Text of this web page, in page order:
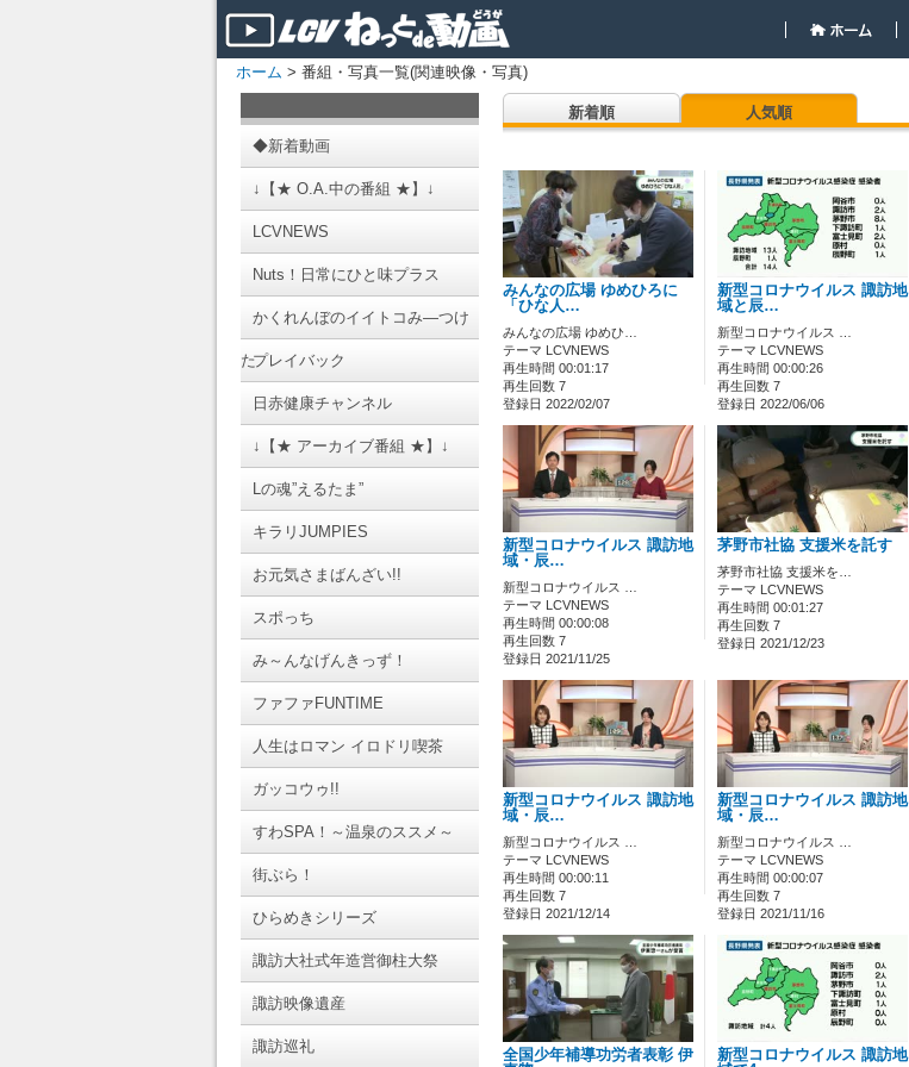
ホーム > 番組・写真一覧(関連映像・写真)
◆新着動画
↓【★ O.A.中の番組 ★】↓
LCVNEWS
Nuts！日常にひと味プラス
かくれんぼのイイトコみ―つけ
たプレイバック
日赤健康チャンネル
↓【★ アーカイブ番組 ★】↓
Lの魂”えるたま”
キラリJUMPIES
お元気さまばんざい!!
スポっち
み～んなげんきっず！
ファファFUNTIME
人生はロマン イロドリ喫茶
ガッコウゥ!!
すわSPA！～温泉のススメ～
街ぶら！
ひらめきシリーズ
諏訪大社式年造営御柱大祭
諏訪映像遺産
諏訪巡礼
新着順
人気順
みんなの広場 ゆめひろに
「ひな人…
みんなの広場 ゆめひ…
テーマ LCVNEWS
再生時間 00:01:17
再生回数 7
登録日 2022/02/07
新型コロナウイルス 諏訪地
域と辰…
新型コロナウイルス …
テーマ LCVNEWS
再生時間 00:00:26
再生回数 7
登録日 2022/06/06
新型コロナウイルス 諏訪地
域・辰…
新型コロナウイルス …
テーマ LCVNEWS
再生時間 00:00:08
再生回数 7
登録日 2021/11/25
茅野市社協 支援米を託す
茅野市社協 支援米を…
テーマ LCVNEWS
再生時間 00:01:27
再生回数 7
登録日 2021/12/23
新型コロナウイルス 諏訪地
域・辰…
新型コロナウイルス …
テーマ LCVNEWS
再生時間 00:00:11
再生回数 7
登録日 2021/12/14
新型コロナウイルス 諏訪地
域・辰…
新型コロナウイルス …
テーマ LCVNEWS
再生時間 00:00:07
再生回数 7
登録日 2021/11/16
全国少年補導功労者表彰 伊
新型コロナウイルス 諏訪地